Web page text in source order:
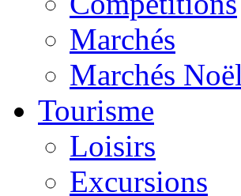
Marchés
Marchés Noël
Tourisme
Loisirs
Excursions